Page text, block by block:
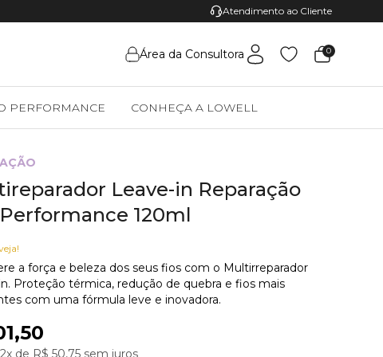
Pague com Pix e Ganhe 5% de descontoAtendimento ao Cliente
Área da Consultora 0
PERFORMANCE CONHEÇA A LOWELL
Leave-in Reparação
120ml
a força e beleza dos seus fios com o Multirreparador
Proteção térmica, redução de quebra e fios mais
com uma fórmula leve e inovadora.
de R$ 50,75 sem juros